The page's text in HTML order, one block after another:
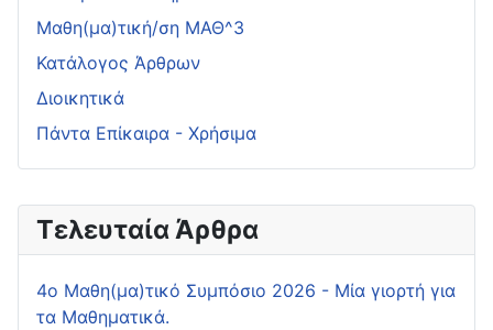
Τελευταία Άρθρα
4o Μαθη(μα)τικό Συμπόσιο 2026 - Μία γιορτή για
τα Μαθηματικά.
Μαθη(μα)τική/ση ΜΑΘ^3
Κατάλογος Άρθρων
Διοικητικά
Πάντα Επίκαιρα - Χρήσιμα